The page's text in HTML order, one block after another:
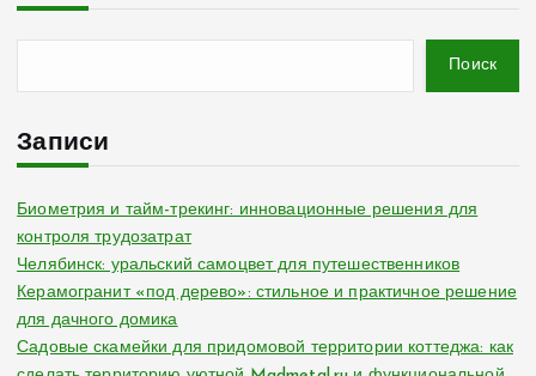
Поиск
Записи
Биометрия и тайм-трекинг: инновационные решения для
контроля трудозатрат
Челябинск: уральский самоцвет для путешественников
Керамогранит «под дерево»: стильное и практичное решение
для дачного домика
Садовые скамейки для придомовой территории коттеджа: как